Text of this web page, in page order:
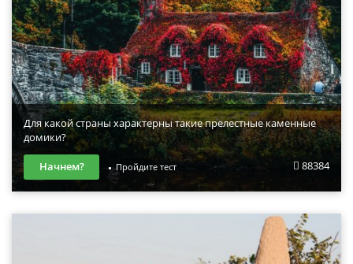
Для какой страны характерны такие прелестные каменные
домики?
88384
Начнем? Пройдите тест